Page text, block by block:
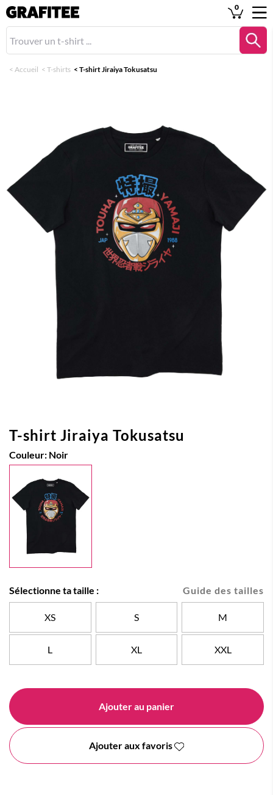
0
< Accueil < T-shirts < T-shirt Jiraiya Tokusatsu
T-shirt Jiraiya Tokusatsu
Couleur: Noir
Guide des tailles
Sélectionne ta taille :
XS S M
L XL XXL
Ajouter au panier
Ajouter aux favoris